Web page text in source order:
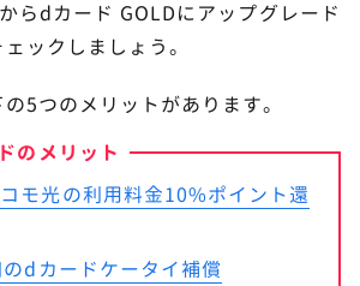
らdカード GOLDにアップグレード
ックしましょう。
5つのメリットがあります。
のメリット
モ光の利用料金10%ポイント還
dカードケータイ補償